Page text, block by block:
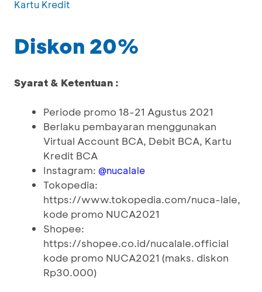
Kartu Kredit
Diskon 20%
Syarat & Ketentuan :
Periode promo 18-21 Agustus 2021
Berlaku pembayaran menggunakan
Virtual Account BCA, Debit BCA, Kartu
Kredit BCA
Instagram: @nucalale
Tokopedia:
https://www.tokopedia.com/nuca-lale,
kode promo NUCA2021
Shopee:
https://shopee.co.id/nucalale.official
kode promo NUCA2021 (maks. diskon
Rp30.000)